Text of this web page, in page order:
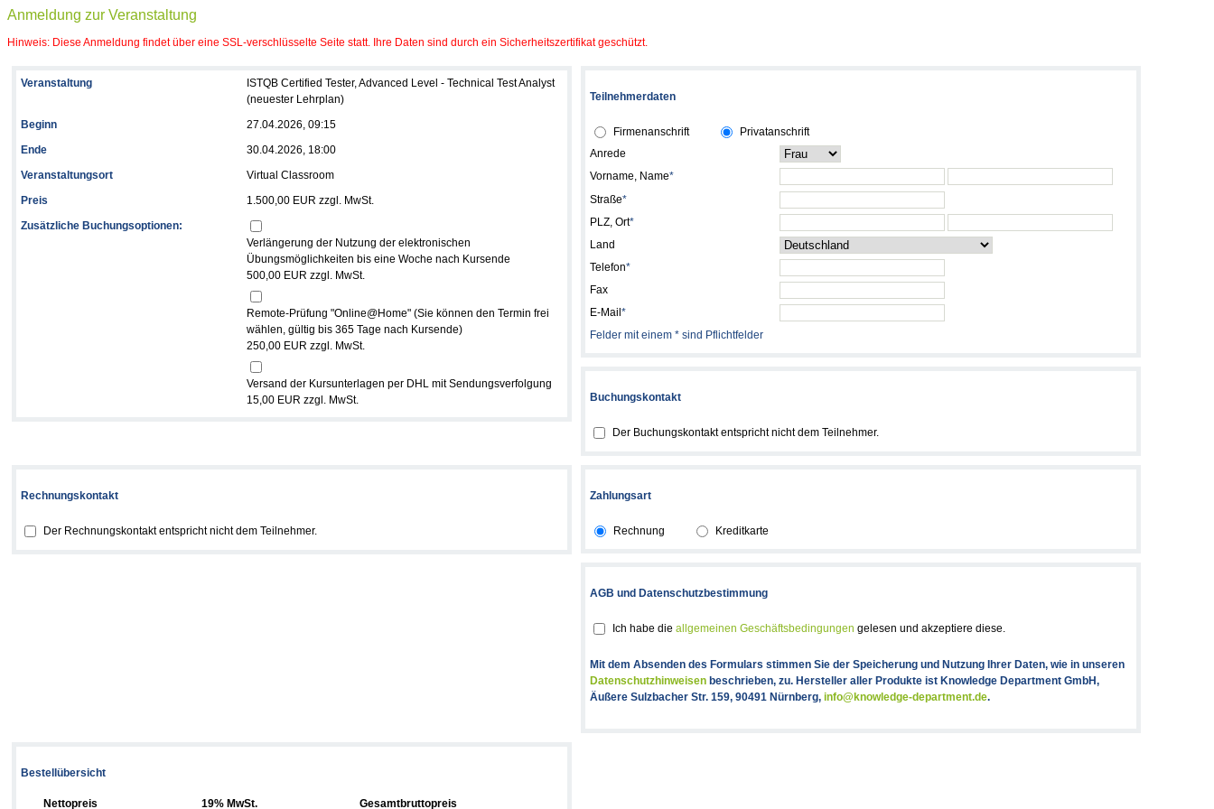
Anmeldung zur Veranstaltung
Hinweis: Diese Anmeldung findet über eine SSL-verschlüsselte Seite statt. Ihre Daten sind durch ein Sicherheitszertifikat geschützt.
Veranstaltung
ISTQB Certified Tester, Advanced Level - Technical Test Analyst
(neuester Lehrplan)
Beginn
27.04.2026, 09:15
Ende
30.04.2026, 18:00
Veranstaltungsort
Virtual Classroom
Preis
1.500,00 EUR zzgl. MwSt.
Zusätzliche Buchungsoptionen:
Verlängerung der Nutzung der elektronischen
Übungsmöglichkeiten bis eine Woche nach Kursende
500,00 EUR zzgl. MwSt.
Remote-Prüfung "Online@Home" (Sie können den Termin frei
wählen, gültig bis 365 Tage nach Kursende)
250,00 EUR zzgl. MwSt.
Versand der Kursunterlagen per DHL mit Sendungsverfolgung
15,00 EUR zzgl. MwSt.
Teilnehmerdaten
Firmenanschrift
Privatanschrift
Anrede
Vorname, Name*
Straße*
PLZ, Ort*
Land
Telefon*
Fax
E-Mail *
Felder mit einem * sind Pflichtfelder
Buchungskontakt
Der Buchungskontakt entspricht nicht dem Teilnehmer.
Rechnungskontakt
Der Rechnungskontakt entspricht nicht dem Teilnehmer.
Zahlungsart
Rechnung Kreditkarte
AGB und Datenschutzbestimmung
Ich habe die allgemeinen Geschäftsbedingungen gelesen und akzeptiere diese.
Mit dem Absenden des Formulars stimmen Sie der Speicherung und Nutzung Ihrer Daten, wie in unseren
Datenschutzhinweisen beschrieben, zu. Hersteller aller Produkte ist Knowledge Department GmbH,
Äußere Sulzbacher Str. 159, 90491 Nürnberg, info@knowledge-department.de.
Bestellübersicht
Nettopreis 19% MwSt. Gesamtbruttopreis